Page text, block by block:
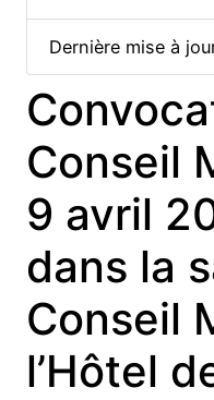
Dernière mise à
Conseil
9 avril
dans la
Conseil
l’Hôtel